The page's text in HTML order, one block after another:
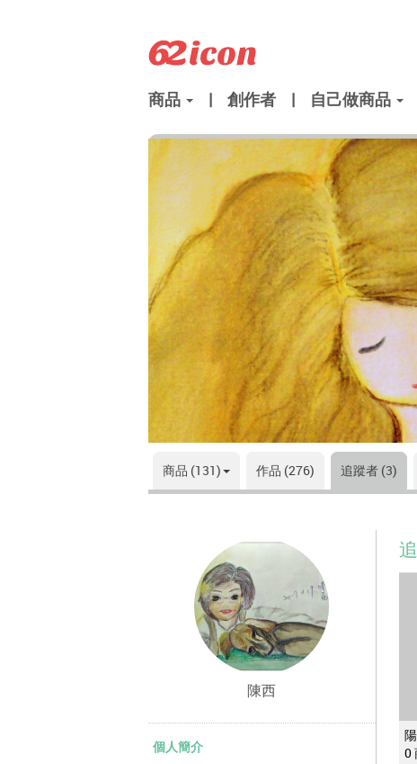
商品 | 創作者 | 自己做商品
商品 (131) 作品 (276) 追蹤者 (3)
陳西
個人簡介
0